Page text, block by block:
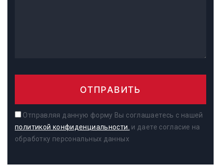
ОТПРАВИТЬ
Отправляя данную форму Вы соглашаетесь с нашей
политикой конфиденциальности. и даете согласие на
обработку персональных данных